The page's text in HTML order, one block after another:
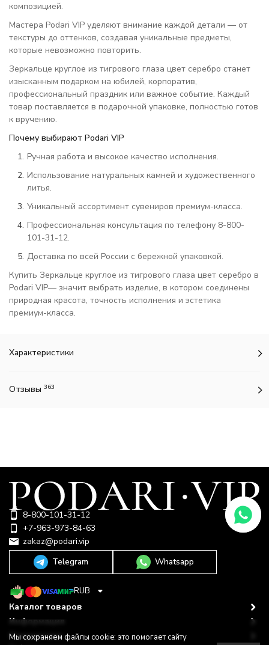
композицией.
Мастера Podari VIP уделяют внимание каждой детали — от
текстуры до оттенков, создавая уникальные предметы,
которые невозможно повторить.
Зеркальце круглое из тигрового глаза цвет серебро станет
изысканным подарком на юбилей, корпоратив,
профессиональный праздник или важное событие. Каждый
товар поставляется в подарочной упаковке, полностью готов
к вручению.
Почему выбирают Podari VIP
Ручная работа и высокое качество исполнения.
Использование натуральных камней и художественного
литья.
Уникальный ассортимент сувениров премиум-класса.
Профессиональная консультация по телефону 8-800-
101-31-12.
Доставка по всей России с бережной упаковкой.
Купить Зеркальце круглое из тигрового глаза цвет серебро в
Podari VIP— значит выбрать изделие, в котором соединены
природная красота, точность исполнения и эстетика
премиум-класса.
Характеристики
Отзывы 363
8-800-101-31-12
+7-963-973-84-63
zakaz@podari.vip
Telegram
Whatsapp
RUB
Каталог товаров
Информация
Покупателю
Мы сохраняем файлы cookie: это помогает сайту